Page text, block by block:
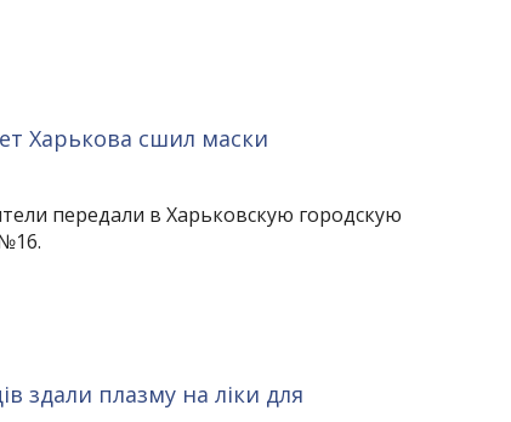
Харькова сшил маски
передали в Харьковскую городскую
здали плазму на ліки для